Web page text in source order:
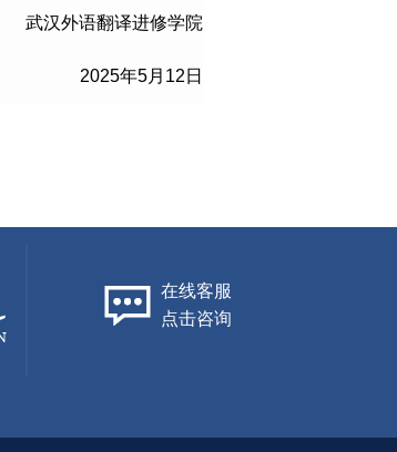
武汉外语翻译进修学院
2025年5月12日
在线客服
点击咨询